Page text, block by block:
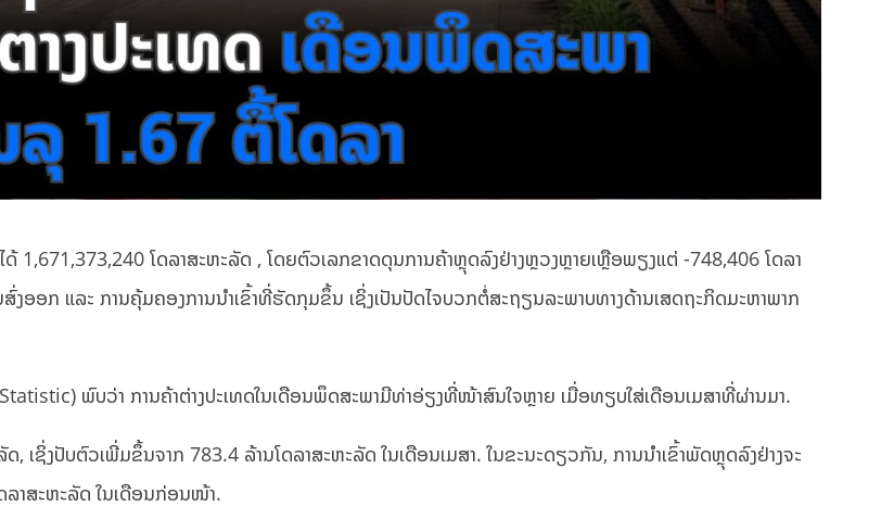
1,671,373,240 ໂດລາສະຫະລັດ , ໂດຍຕົວເລກຂາດດຸນການຄ້າຫຼຸດລົງຢ່າງຫຼວງຫຼາຍເຫຼືອພຽງແຕ່ -748,406 ໂດລາ
ອກ ແລະ ການຄຸ້ມຄອງການນໍາເຂົ້າທີ່ຮັດກຸມຂຶ້ນ ເຊິ່ງເປັນປັດໄຈບວກຕໍ່ສະຖຽນລະພາບທາງດ້ານເສດຖະກິດມະຫາພາກ
ພົບວ່າ ການຄ້າຕ່າງປະເທດໃນເດືອນພຶດສະພາມີທ່າອ່ຽງທີ່ໜ້າສົນໃຈຫຼາຍ ເມື່ອທຽບໃສ່ເດືອນເມສາທີ່ຜ່ານມາ.
, ເຊິ່ງປັບຕົວເພີ່ມຂຶ້ນຈາກ 783.4 ລ້ານໂດລາສະຫະລັດ ໃນເດືອນເມສາ. ໃນຂະນະດຽວກັນ, ການນໍາເຂົ້າພັດຫຼຸດລົງຢ່າງຈະ
ລາສະຫະລັດ ໃນເດືອນກ່ອນໜ້າ.